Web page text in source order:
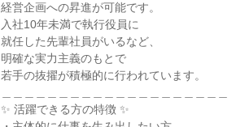
経営企画への昇進が可能です。
入社10年未満で執行役員に
就任した先輩社員がいるなど、
明確な実力主義のもとで
若手の抜擢が積極的に行われています。
✨ 活躍できる方の特徴 ✨